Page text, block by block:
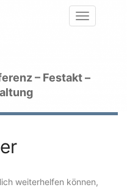
– Festakt –
weiterhelfen können,